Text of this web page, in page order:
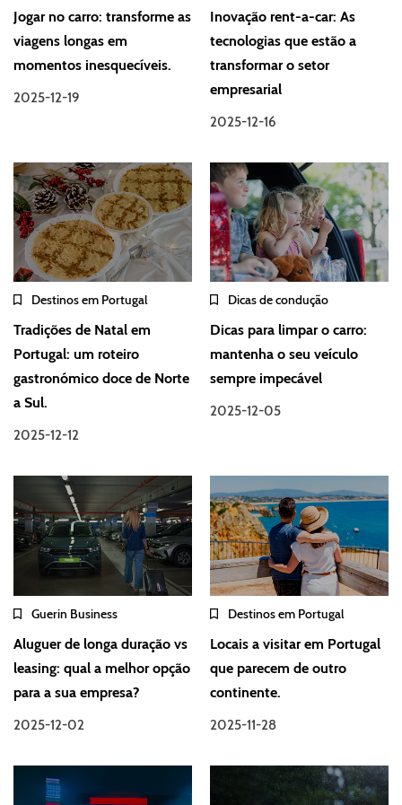
Jogar no carro: transforme as
viagens longas em
momentos inesquecíveis.
2025-12-19
Inovação rent-a-car: As
tecnologias que estão a
transformar o setor
empresarial
2025-12-16
Destinos em Portugal
Tradições de Natal em
Portugal: um roteiro
gastronómico doce de Norte
a Sul.
2025-12-12
Dicas de condução
Dicas para limpar o carro:
mantenha o seu veículo
sempre impecável
2025-12-05
Guerin Business
Aluguer de longa duração vs
leasing: qual a melhor opção
para a sua empresa?
2025-12-02
Destinos em Portugal
Locais a visitar em Portugal
que parecem de outro
continente.
2025-11-28